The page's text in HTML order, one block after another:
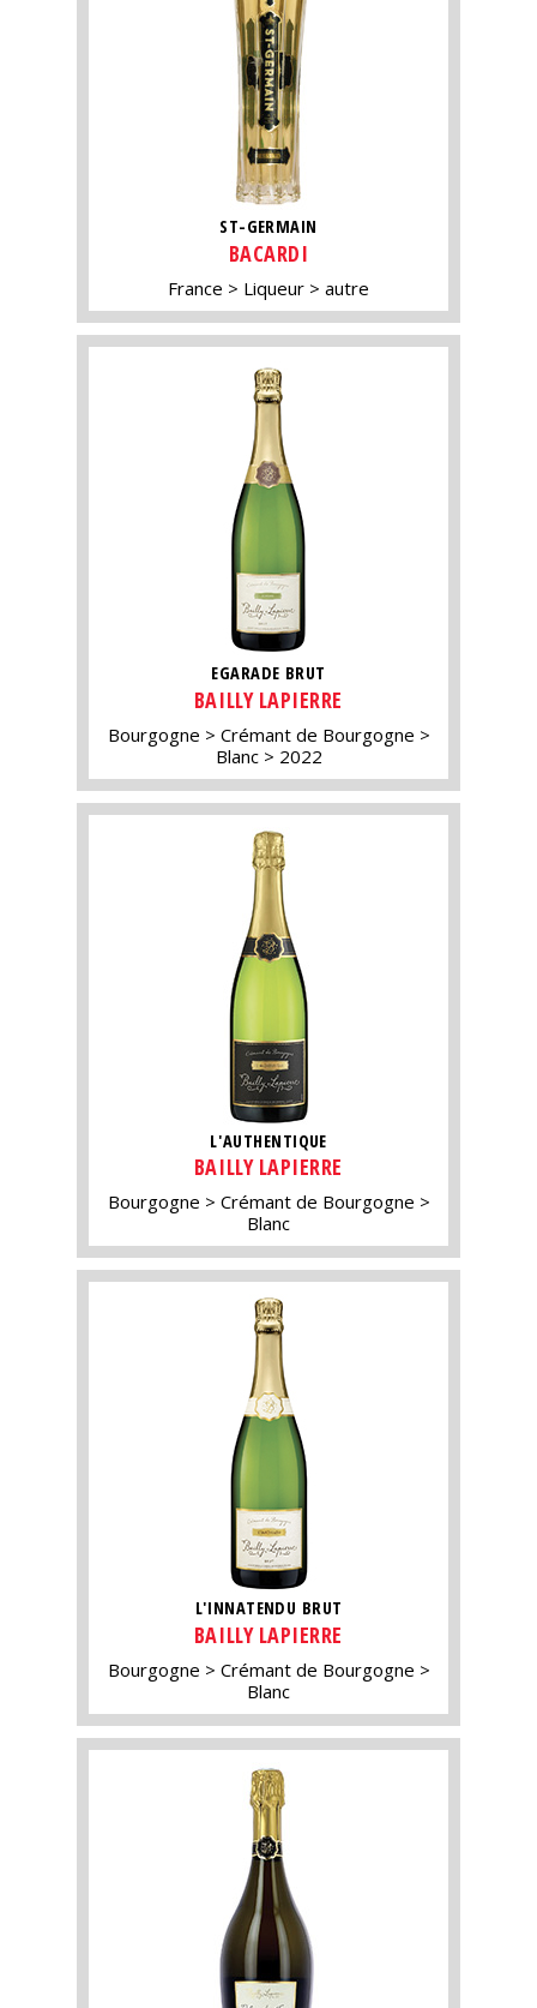
ST-GERMAIN
BACARDI
France Liqueur autre
EGARADE BRUT
BAILLY LAPIERRE
Bourgogne
Crémant de Bourgogne
Blanc
2022
L'AUTHENTIQUE
BAILLY LAPIERRE
Bourgogne
Crémant de Bourgogne
Blanc
L'INNATENDU BRUT
BAILLY LAPIERRE
Bourgogne
Crémant de Bourgogne
Blanc